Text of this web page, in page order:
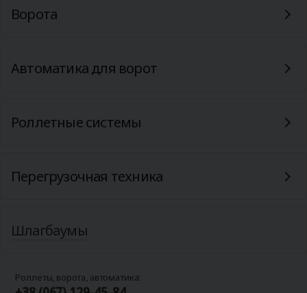
Ворота
Автоматика для ворот
Роллетные системы
Перегрузочная техника
Шлагбаумы
Роллеты, ворота, автоматика: